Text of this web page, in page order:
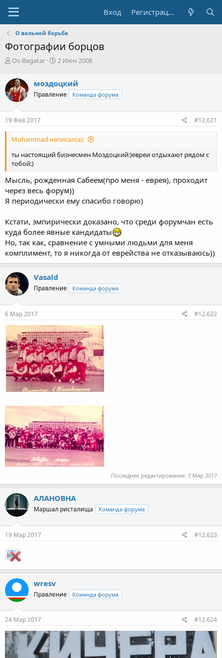
Вход Регистрация
О вольной борьбе
Фотографии борцов
А
т
о
р
т
е
м
Os-Bagatar
Д
а
н
ч
а
2 Июн 2008
моздоцкий
Правление Команда форума
19 Фев 2017 #12.621
Muhammad написал(а):
ты настоящий бизнесмен Моздоцкий:)евреи отдыхают рядом с
тобой:)
Мысль, рожденная Сабеем(про меня - еврея), проходит
через весь форум))
Я периодически ему спасибо говорю)
Кстати, эмпирически доказано, что среди форумчан есть
куда более явные кандидаты
Но, так как, сравнение с умными людьми для меня
комплимент, то я никогда от еврейства не отказываюсь))
Vasald
Правление Команда форума
6 Мар 2017 #12.622
Последнее редактирование: 7 Мар 2017
АЛАНОВНА
Маршал ристалища Команда форума
19 Мар 2017 #12.623
wresv
Правление Команда форума
24 Мар 2017 #12.624